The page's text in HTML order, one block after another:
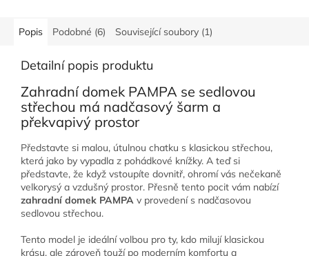
Popis Podobné (6) Související soubory (1)
Detailní popis produktu
Zahradní domek PAMPA se sedlovou
střechou má nadčasový šarm a
překvapivý prostor
Představte si malou, útulnou chatku s klasickou střechou,
která jako by vypadla z pohádkové knížky. A teď si
představte, že když vstoupíte dovnitř, ohromí vás nečekaně
velkorysý a vzdušný prostor. Přesně tento pocit vám nabízí
zahradní domek PAMPA v provedení s nadčasovou
sedlovou střechou.
Tento model je ideální volbou pro ty, kdo milují klasickou
krásu, ale zároveň touží po moderním komfortu a